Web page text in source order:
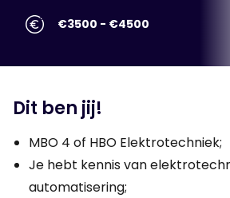
€3500 - €4500
Dit ben jij!
MBO 4 of HBO Elektrotechniek;
Je hebt kennis van
automatisering;